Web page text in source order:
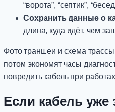
“ворота”, “септик”,
Сохранить данные о
длина, куда идёт, чем
Фото траншеи и схема трассы
потом экономят часы
повредить кабель при
Если кабель уже